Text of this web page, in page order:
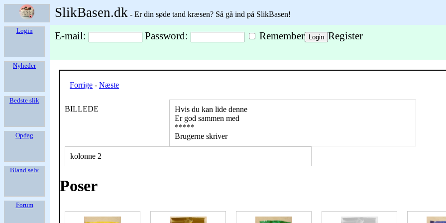
SlikBasen.dk - Er din søde tand kræsen? Så gå ind på SlikBasen!
E-mail: Password: Remember Register
Login
Nyheder
Bedste slik
Opdag
Bland selv
Forum
Forrige - Næste
BILLEDE
Hvis du kan lide denne
Er god sammen med
*****
Brugerne skriver
kolonne 2
Poser